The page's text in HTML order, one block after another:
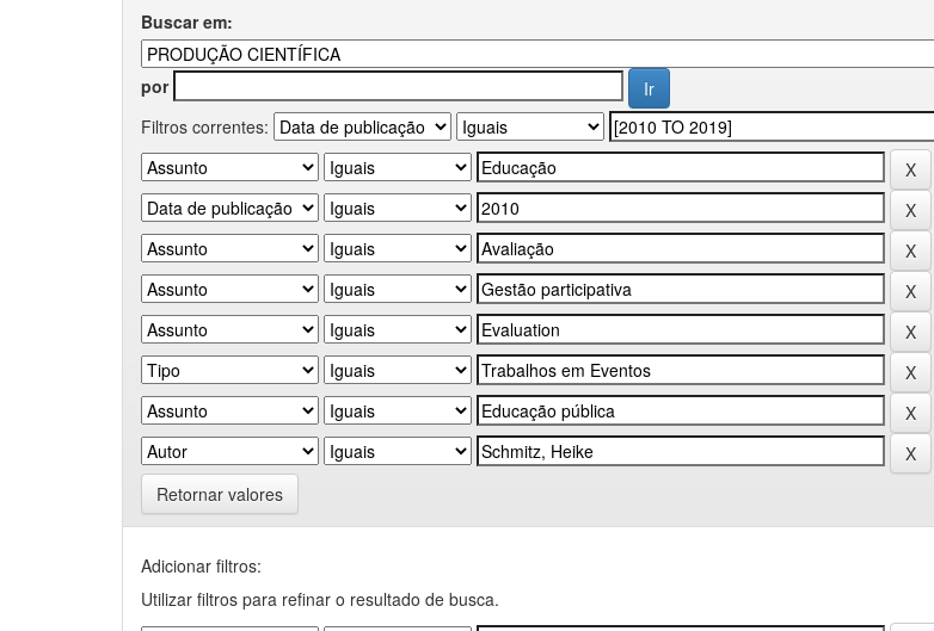
Buscar em:
por
Filtros correntes:
Retornar valores
Adicionar filtros:
Utilizar filtros para refinar o resultado de busca.